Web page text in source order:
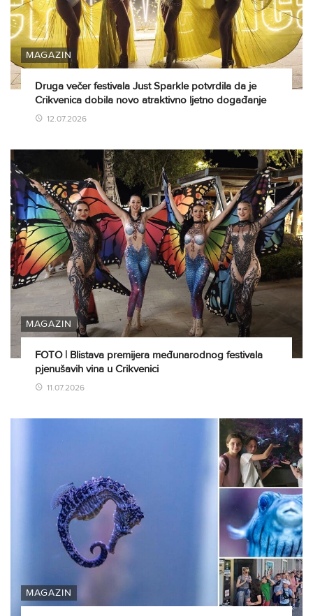
MAGAZIN
Druga večer festivala Just Sparkle potvrdila da je
Crikvenica dobila novo atraktivno ljetno događanje
12.07.2026
MAGAZIN
FOTO | Blistava premijera međunarodnog festivala
pjenušavih vina u Crikvenici
11.07.2026
MAGAZIN